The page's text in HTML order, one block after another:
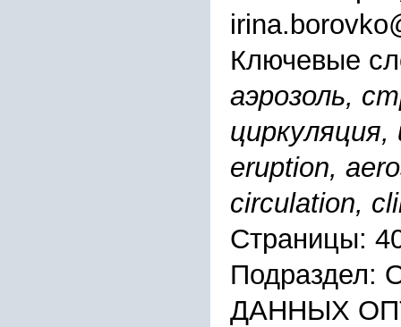
Ключевые
аэрозоль,
eruption,
circulation,
Страницы:
ДАННЫХ